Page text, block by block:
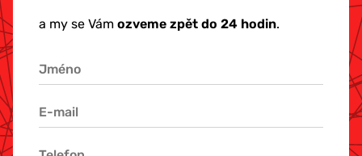
a my se Vám ozveme zpět do 24 hodin.